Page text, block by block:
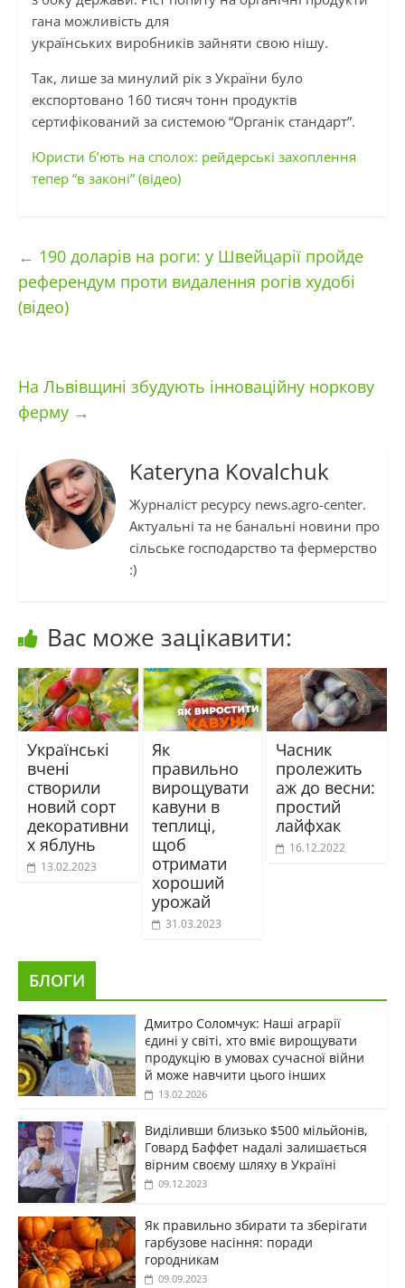
гана можливість для
українських виробників зайняти свою нішу.
Так, лише за минулий рік з України було
експортовано 160 тисяч тонн продуктів
сертифікований за системою “Органік стандарт”.
Юристи б’ють на сполох: рейдерські захоплення
тепер “в законі” (відео)
← 190 доларів на роги: у Швейцарії пройде
референдум проти видалення рогів худобі
(відео)
На Львівщині збудують інноваційну норкову
ферму →
Kateryna Kovalchuk
Журналіст ресурсу news.agro-center.
Актуальні та не банальні новини про
сільське господарство та фермерство
:)
Вас може зацікавити:
Українські
вчені
створили
новий сорт
декоративни
х яблунь
13.02.2023
Як
правильно
вирощувати
кавуни в
теплиці,
щоб
отримати
хороший
урожай
31.03.2023
Часник
пролежить
аж до весни:
простий
лайфхак
16.12.2022
БЛОГИ
Дмитро Соломчук: Наші аграрії
єдині у світі, хто вміє вирощувати
продукцію в умовах сучасної війни
й може навчити цього інших
13.02.2026
Виділивши близько $500 мільйонів,
Говард Баффет надалі залишається
вірним своєму шляху в Україні
09.12.2023
Як правильно збирати та зберігати
гарбузове насіння: поради
городникам
09.09.2023